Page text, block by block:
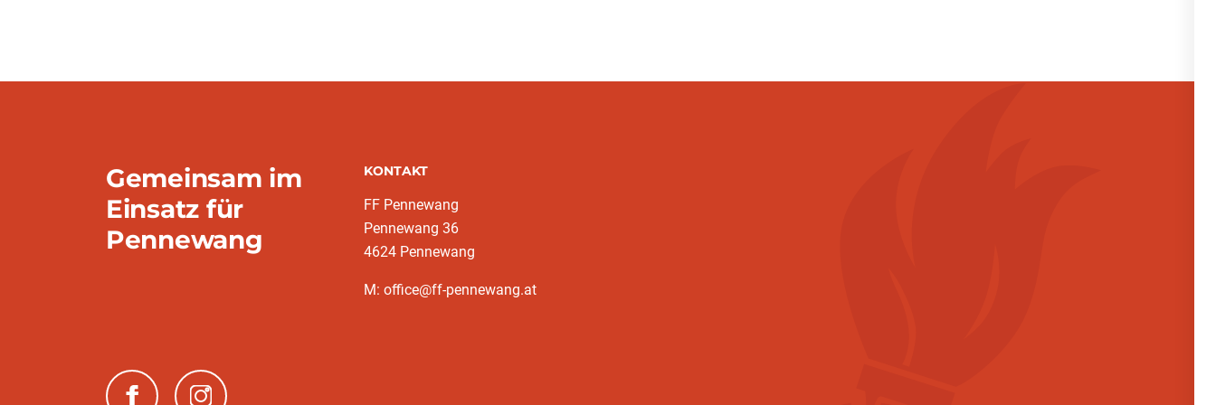
Gemeinsam im
Einsatz für
Pennewang
KONTAKT
FF Pennewang
Pennewang 36
4624 Pennewang
M: office@ff-pennewang.at